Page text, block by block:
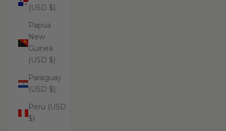
(USD $)
Papua
New
Guinea
(USD $)
Paraguay
(USD $)
Peru (USD
$)